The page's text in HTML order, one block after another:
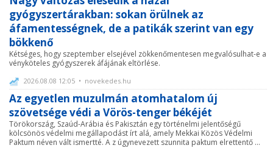
gyógyszertárakban: sokan örülnek az
áfamentességnek, de a patikák szerint van egy
bökkenő
Kétséges, hogy szeptember elsejével zökkenőmentesen megvalósulhat-e a
vényköteles gyógyszerek áfájának eltörlése.
2026.08.08 12:05 • novekedes.hu
Az egyetlen muzulmán atomhatalom új
szövetsége védi a Vörös-tenger békéjét
Törökország, Szaúd-Arábia és Pakisztán egy történelmi jelentőségű
kölcsönös védelmi megállapodást írt alá, amely Mekkai Közös Védelmi
Paktum néven vált ismertté. A z úgynevezett szunnita paktum elrettentő ...